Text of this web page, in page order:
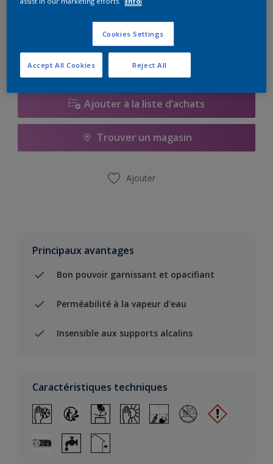
Quantité Calculateur de peinture
Ajouter à la liste d’achats
Trouver un magasin
Ajouter
Principaux avantages
Bon pouvoir garnissant et opacifiant
Perméabilité à la vapeur d'eau
Insensible aux supports alcalins
Caractéristiques techniques
Cookies Settings
Reject All
Accept All Cookies